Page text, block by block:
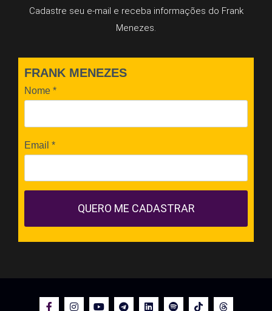
Cadastre seu e-mail e receba informações do Frank
Menezes.
FRANK MENEZES
Nome *
Email *
QUERO ME CADASTRAR